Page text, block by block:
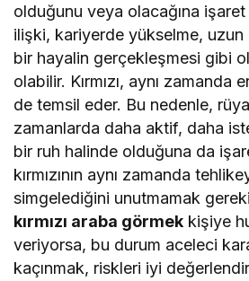
olduğunu veya olacağına
ilişki, kariyerde yükselme, uzun
bir hayalin gerçekleşmesi gibi
olabilir. Kırmızı, aynı zamanda
de temsil eder. Bu nedenle,
zamanlarda daha aktif, daha
bir ruh halinde olduğuna da
kırmızının aynı zamanda
simgelediğini unutmamak
kırmızı araba görmek kişiye
veriyorsa, bu durum aceleci
kaçınmak, riskleri iyi